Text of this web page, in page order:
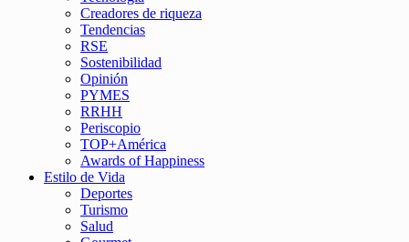
Creadores de riqueza
Tendencias
RSE
Sostenibilidad
Opinión
PYMES
RRHH
Periscopio
TOP+América
Awards of Happiness
Estilo de Vida
Deportes
Turismo
Salud